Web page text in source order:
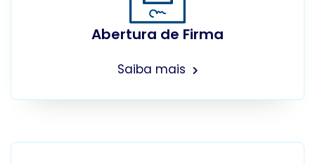
Abertura de Firma
Saiba mais